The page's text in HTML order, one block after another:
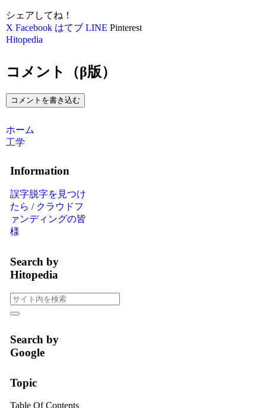
シェアしてね！
X Facebook はてブ LINE Pinterest
Hitopedia
コメント（β版）
コメントを書き込む
ホーム
工学
Information
誤字脱字を見つけ
たら / クラウドフ
ァンディングの皆
様
Search by
Hitopedia
Search by
Google
Topic
Table Of Contents